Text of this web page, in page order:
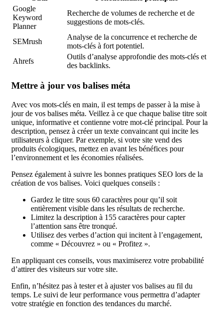
Google
Keyword
Planner
Recherche de volumes de recherche et de
suggestions de mots-clés.
SEMrush
Analyse de la concurrence et recherche de
mots-clés à fort potentiel.
Ahrefs
Outils d’analyse approfondie des mots-clés et
des backlinks.
Mettre à jour vos balises méta
Avec vos mots-clés en main, il est temps de passer à la mise à
jour de vos balises méta. Veillez à ce que chaque balise titre soit
unique, informative et contienne votre mot-clé principal. Pour la
description, pensez à créer un texte convaincant qui incite les
utilisateurs à cliquer. Par exemple, si votre site vend des
produits écologiques, mettez en avant les bénéfices pour
l’environnement et les économies réalisées.
Pensez également à suivre les bonnes pratiques SEO lors de la
création de vos balises. Voici quelques conseils :
Gardez le titre sous 60 caractères pour qu’il soit
entièrement visible dans les résultats de recherche.
Limitez la description à 155 caractères pour capter
l’attention sans être tronqué.
Utilisez des verbes d’action qui incitent à l’engagement,
comme « Découvrez » ou « Profitez ».
En appliquant ces conseils, vous maximiserez votre probabilité
d’attirer des visiteurs sur votre site.
Enfin, n’hésitez pas à tester et à ajuster vos balises au fil du
temps. Le suivi de leur performance vous permettra d’adapter
votre stratégie en fonction des tendances du marché.